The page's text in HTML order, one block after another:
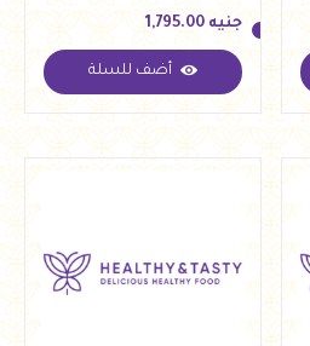
جنيه
جنيه 1,795.00
أضف للسلة